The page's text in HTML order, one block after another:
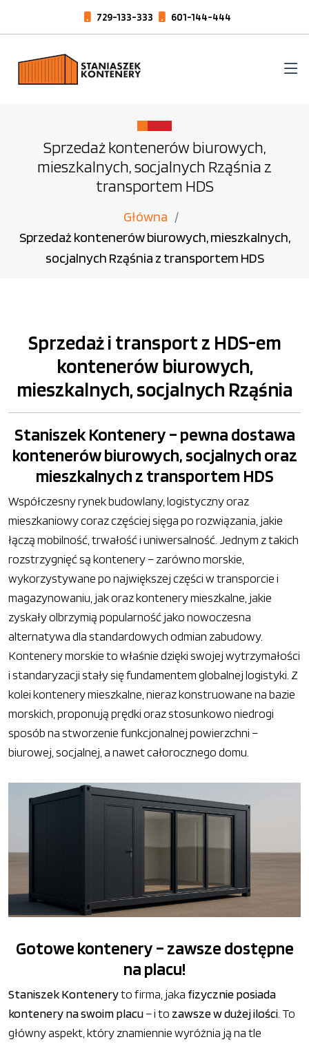
729-133-333 601-144-444
Sprzedaż kontenerów biurowych,
mieszkalnych, socjalnych Rząśnia z
transportem HDS
Główna
Sprzedaż kontenerów biurowych, mieszkalnych,
socjalnych Rząśnia z transportem HDS
Sprzedaż i transport z HDS-em
kontenerów biurowych,
mieszkalnych, socjalnych Rząśnia
Staniszek Kontenery – pewna dostawa
kontenerów biurowych, socjalnych oraz
mieszkalnych z transportem HDS
Współczesny rynek budowlany, logistyczny oraz
mieszkaniowy coraz częściej sięga po rozwiązania, jakie
łączą mobilność, trwałość i uniwersalność. Jednym z takich
rozstrzygnięć są kontenery – zarówno morskie,
wykorzystywane po największej części w transporcie i
magazynowaniu, jak oraz kontenery mieszkalne, jakie
zyskały olbrzymią popularność jako nowoczesna
alternatywa dla standardowych odmian zabudowy.
Kontenery morskie to właśnie dzięki swojej wytrzymałości
i standaryzacji stały się fundamentem globalnej logistyki. Z
kolei kontenery mieszkalne, nieraz konstruowane na bazie
morskich, proponują prędki oraz stosunkowo niedrogi
sposób na stworzenie funkcjonalnej powierzchni –
biurowej, socjalnej, a nawet całorocznego domu.
Gotowe kontenery – zawsze dostępne
na placu!
Staniszek Konteneryto firma, jaka fizycznie posiada
kontenery na swoim placu– i to zawsze w dużej ilości. To
główny aspekt, który znamiennie wyróżnia ją na tle